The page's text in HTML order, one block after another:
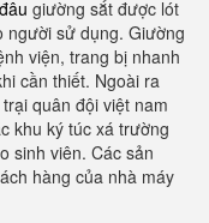
giường sắt được lót
người sử dụng. Giường
viện, trang bị nhanh
cần thiết. Ngoài ra
quân đội việt nam
khu ký túc xá trường
sinh viên. Các sản
hàng của nhà máy